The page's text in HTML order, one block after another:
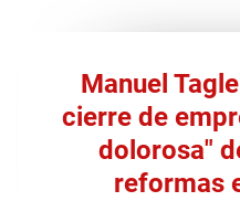
Manuel
cierre de
dolorosa"
reformas